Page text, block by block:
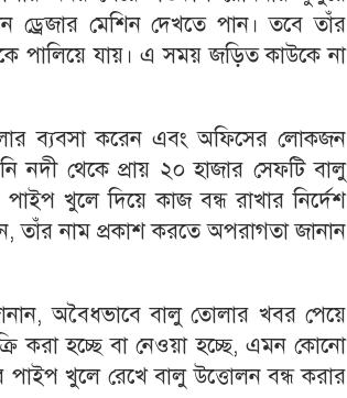
ড্রেজার মেশিন দেখতে পান। তবে তাঁর
পালিয়ে যায়। এ সময় জড়িত কাউকে না
ব্যবসা করেন এবং অফিসের লোকজন
নদী থেকে প্রায় ২০ হাজার সেফটি বালু
খুলে দিয়ে কাজ বন্ধ রাখার নির্দেশ
তাঁর নাম প্রকাশ করতে অপরাগতা জানান
অবৈধভাবে বালু তোলার খবর পেয়ে
করা হচ্ছে বা নেওয়া হচ্ছে, এমন কোনো
পাইপ খুলে রেখে বালু উত্তোলন বন্ধ করার